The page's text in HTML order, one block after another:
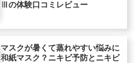
Ⅲの体験口コミレビュー
マスクが暑くて蒸れやすい悩みに
和紙マスク？ニキビ予防とニキビ